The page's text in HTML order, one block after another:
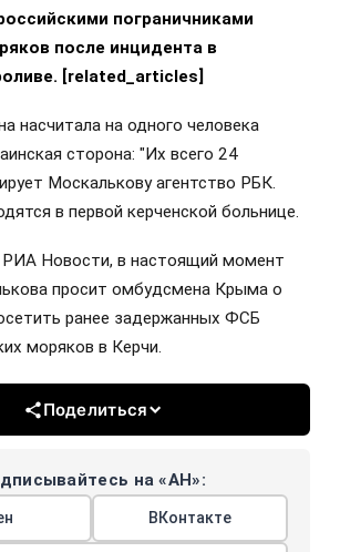
пограничниками
после инцидента в
[related_articles]
насчитала на одного человека
сторона: "Их всего 24
Москалькову агентство РБК.
в первой керченской больнице.
Новости, в настоящий момент
просит омбудсмена Крыма о
ранее задержанных ФСБ
моряков в Керчи.
Поделиться
на «АН»:
ВКонтакте